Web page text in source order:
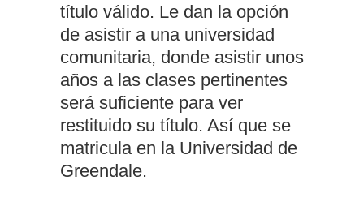
título válido. Le dan la opción
de asistir a una universidad
comunitaria, donde asistir unos
años a las clases pertinentes
será suficiente para ver
restituido su título. Así que se
matricula en la Universidad de
Greendale.